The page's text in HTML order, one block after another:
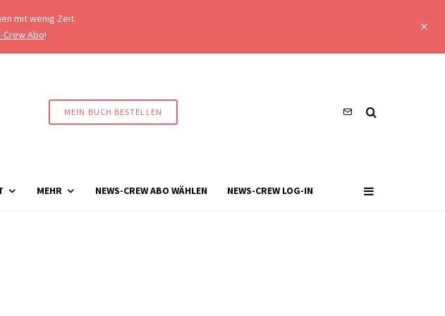
mit wenig Zeit.
Crew Abo!
MEIN BUCH BESTELLEN
MEHR NEWS-CREW ABO WÄHLEN NEWS-CREW LOG-IN